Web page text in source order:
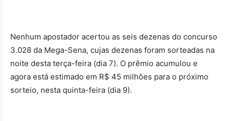
Nenhum apostador acertou as seis dezenas do concurso
3.028 da Mega-Sena, cujas dezenas foram sorteadas na
noite desta terça-feira (dia 7). O prêmio acumulou e
agora está estimado em R$ 45 milhões para o próximo
sorteio, nesta quinta-feira (dia 9).